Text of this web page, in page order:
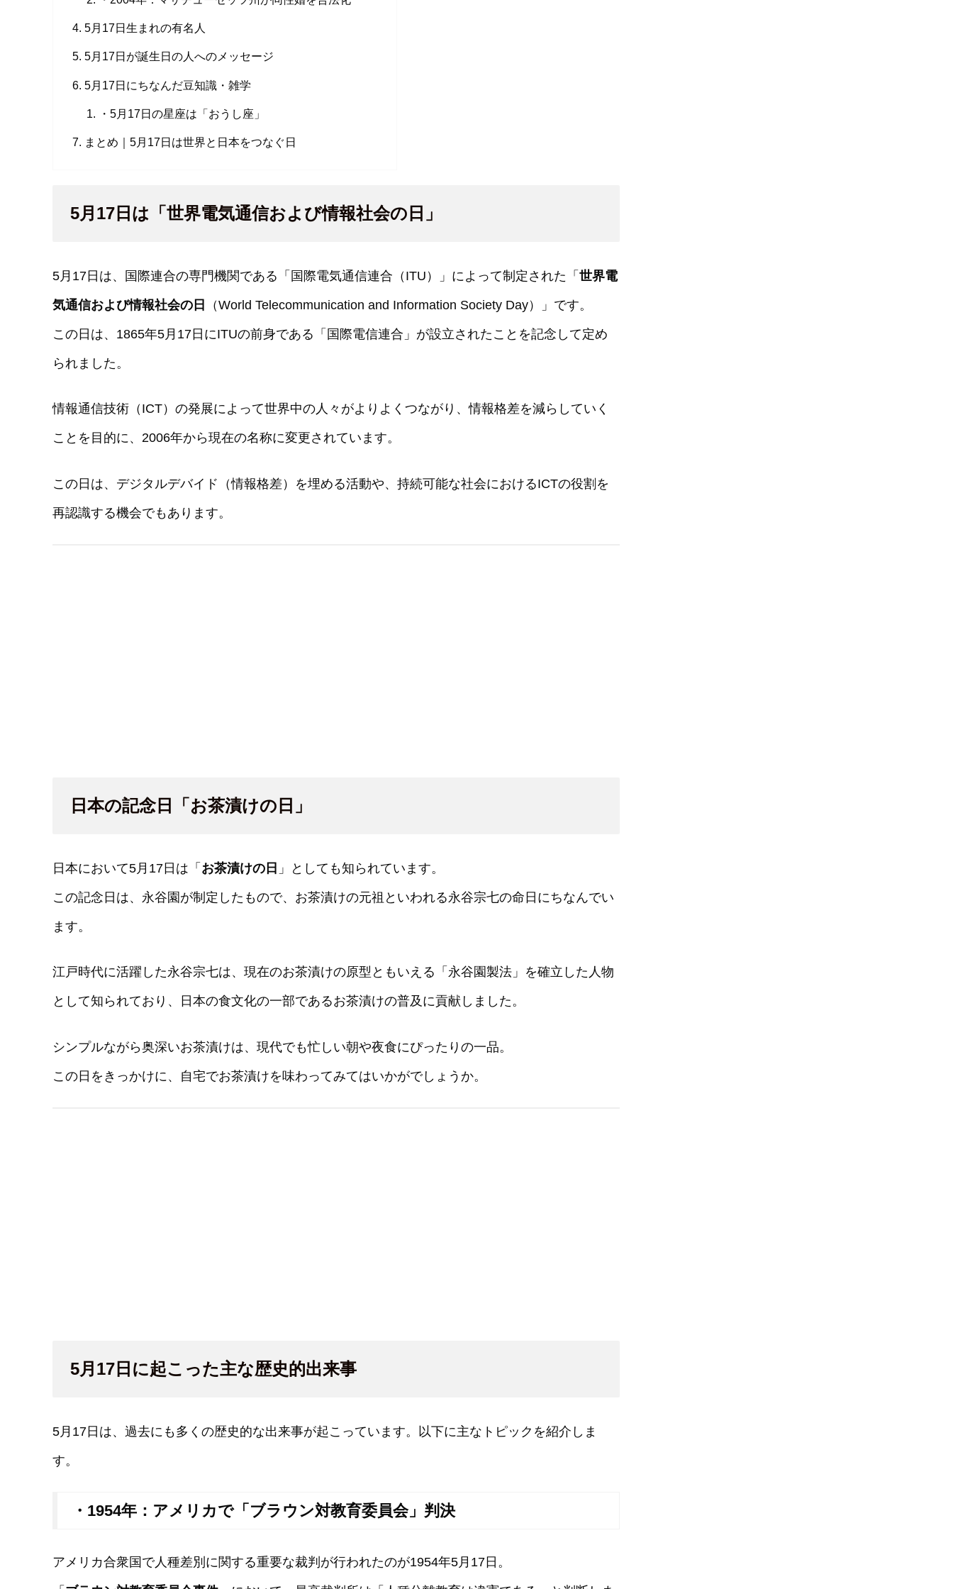
5月17日生まれの有名人
5月17日が誕生日の人へのメッセージ
5月17日にちなんだ豆知識・雑学
・5月17日の星座は「おうし座」
まとめ｜5月17日は世界と日本をつなぐ日
5月17日は「世界電気通信および情報社会の日」
5月17日は、国際連合の専門機関である「国際電気通信連合（ITU）」によって制定された「 世界電
気通信および情報社会の日 （World Telecommunication and Information Society Day）」です。
この日は、1865年5月17日にITUの前身である「国際電信連合」が設立されたことを記念して定め
られました。
情報通信技術（ICT）の発展によって世界中の人々がよりよくつながり、情報格差を減らしていく
ことを目的に、2006年から現在の名称に変更されています。
この日は、デジタルデバイド（情報格差）を埋める活動や、持続可能な社会におけるICTの役割を
再認識する機会でもあります。
日本の記念日「お茶漬けの日」
日本において5月17日は「 お茶漬けの日 」としても知られています。
この記念日は、永谷園が制定したもので、お茶漬けの元祖といわれる永谷宗七の命日にちなんでい
ます。
江戸時代に活躍した永谷宗七は、現在のお茶漬けの原型ともいえる「永谷園製法」を確立した人物
として知られており、日本の食文化の一部であるお茶漬けの普及に貢献しました。
シンプルながら奥深いお茶漬けは、現代でも忙しい朝や夜食にぴったりの一品。
この日をきっかけに、自宅でお茶漬けを味わってみてはいかがでしょうか。
5月17日に起こった主な歴史的出来事
5月17日は、過去にも多くの歴史的な出来事が起こっています。以下に主なトピックを紹介しま
す。
・1954年：アメリカで「ブラウン対教育委員会」判決
アメリカ合衆国で人種差別に関する重要な裁判が行われたのが1954年5月17日。